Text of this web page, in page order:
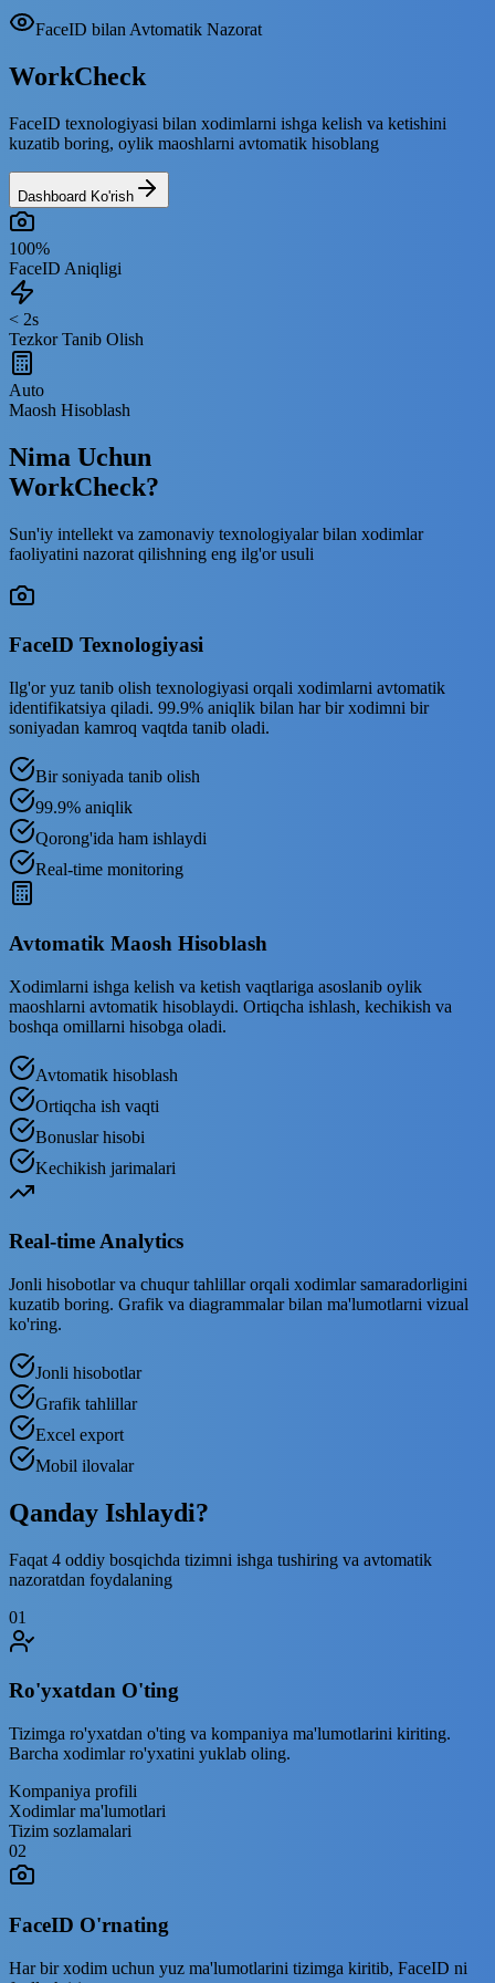
FaceID bilan Avtomatik Nazorat
WorkCheck
FaceID texnologiyasi bilan xodimlarni ishga kelish va ketishini
kuzatib boring, oylik maoshlarni avtomatik hisoblang
Dashboard Ko'rish
100%
FaceID Aniqligi
< 2s
Tezkor Tanib Olish
Auto
Maosh Hisoblash
Nima Uchun
WorkCheck?
Sun'iy intellekt va zamonaviy texnologiyalar bilan xodimlar
faoliyatini nazorat qilishning eng ilg'or usuli
FaceID Texnologiyasi
Ilg'or yuz tanib olish texnologiyasi orqali xodimlarni avtomatik
identifikatsiya qiladi. 99.9% aniqlik bilan har bir xodimni bir
soniyadan kamroq vaqtda tanib oladi.
Bir soniyada tanib olish
99.9% aniqlik
Qorong'ida ham ishlaydi
Real-time monitoring
Avtomatik Maosh Hisoblash
Xodimlarni ishga kelish va ketish vaqtlariga asoslanib oylik
maoshlarni avtomatik hisoblaydi. Ortiqcha ishlash, kechikish va
boshqa omillarni hisobga oladi.
Avtomatik hisoblash
Ortiqcha ish vaqti
Bonuslar hisobi
Kechikish jarimalari
Real-time Analytics
Jonli hisobotlar va chuqur tahlillar orqali xodimlar samaradorligini
kuzatib boring. Grafik va diagrammalar bilan ma'lumotlarni vizual
ko'ring.
Jonli hisobotlar
Grafik tahlillar
Excel export
Mobil ilovalar
Qanday Ishlaydi?
Faqat 4 oddiy bosqichda tizimni ishga tushiring va avtomatik
nazoratdan foydalaning
01
Ro'yxatdan O'ting
Tizimga ro'yxatdan o'ting va kompaniya ma'lumotlarini kiriting.
Barcha xodimlar ro'yxatini yuklab oling.
Kompaniya profili
Xodimlar ma'lumotlari
Tizim sozlamalari
02
FaceID O'rnating
Har bir xodim uchun yuz ma'lumotlarini tizimga kiritib, FaceID ni